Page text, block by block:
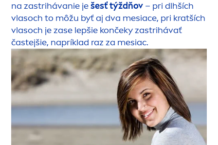
na zastrihávanie ješesť týždňov – pri dlhších
vlasoch to môžu byť aj dva mesiace, pri kratších
vlasoch je zase lepšie končeky zastrihávať
častejšie, napríklad raz za mesiac.